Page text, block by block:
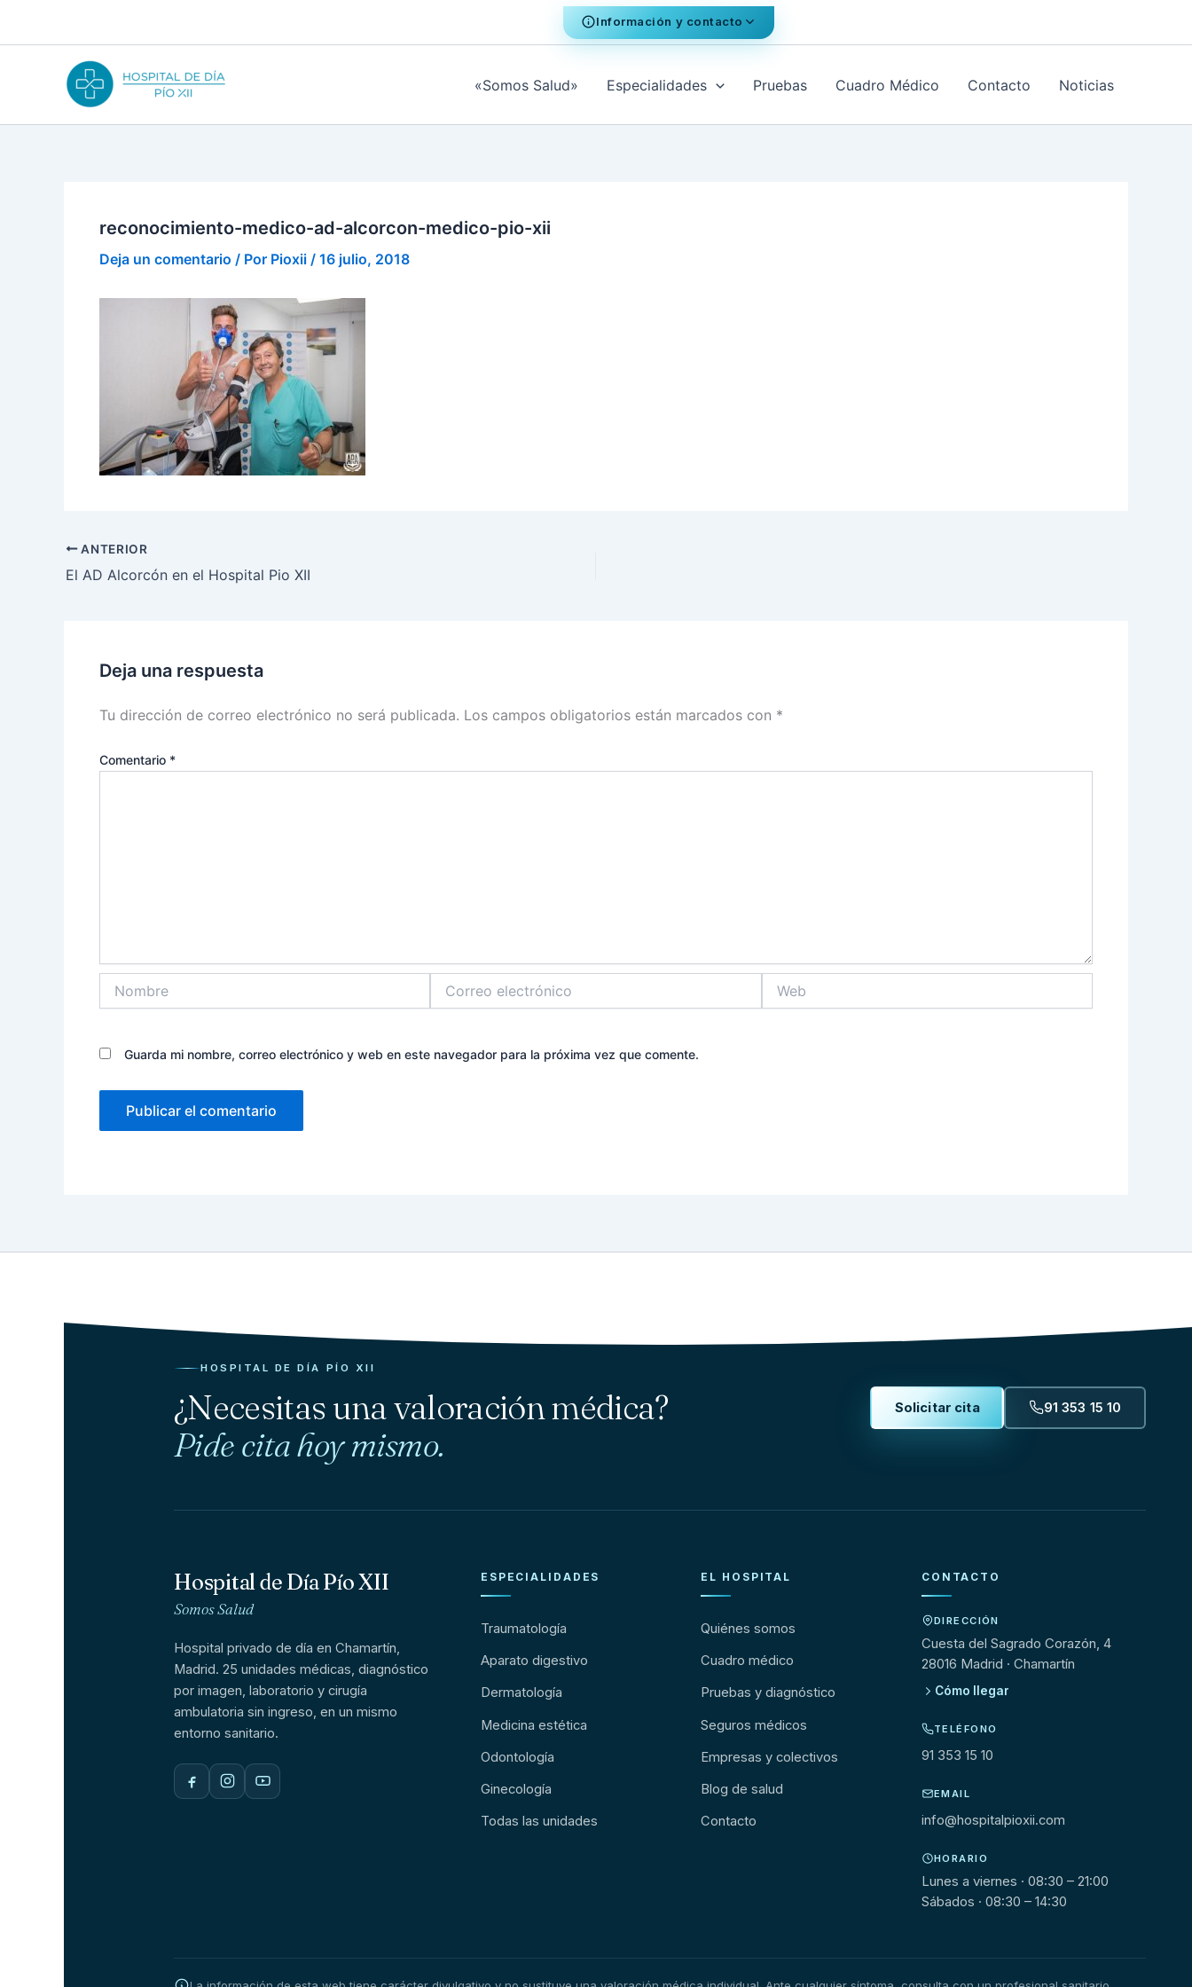
Información y contacto
«Somos Salud» Especialidades Pruebas Cuadro Médico Contacto Noticias
reconocimiento-medico-ad-alcorcon-medico-pio-xii
Deja un comentario / Por Pioxii / 16 julio, 2018
ANTERIOR
El AD Alcorcón en el Hospital Pio XII
Deja una respuesta
Tu dirección de correo electrónico no será publicada. Los campos obligatorios están marcados con *
Comentario *
electrónico
Guarda mi nombre, correo electrónico y web en este navegador para la próxima vez que comente.
HOSPITAL DE DÍA PÍO XII
¿Necesitas una valoración médica?
Pide cita hoy mismo.
Solicitar cita 91 353 15 10
Hospital de Día Pío XII
Somos Salud
Hospital privado de día en Chamartín,
Madrid. 25 unidades médicas, diagnóstico
por imagen, laboratorio y cirugía
ambulatoria sin ingreso, en un mismo
entorno sanitario.
ESPECIALIDADES
Traumatología
Aparato digestivo
Dermatología
Medicina estética
Odontología
Ginecología
Todas las unidades
EL HOSPITAL
Quiénes somos
Cuadro médico
Pruebas y diagnóstico
Seguros médicos
Empresas y colectivos
Blog de salud
Contacto
CONTACTO
DIRECCIÓN
Cuesta del Sagrado Corazón, 4
28016 Madrid · Chamartín
Cómo llegar
TELÉFONO
91 353 15 10
EMAIL
info@hospitalpioxii.com
HORARIO
Lunes a viernes · 08:30 – 21:00
Sábados · 08:30 – 14:30